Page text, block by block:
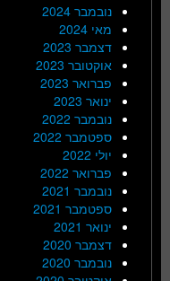
נובמבר 2024
מאי 2024
דצמבר 2023
אוקטובר 2023
פברואר 2023
ינואר 2023
נובמבר 2022
ספטמבר 2022
יולי 2022
פברואר 2022
נובמבר 2021
ספטמבר 2021
ינואר 2021
דצמבר 2020
נובמבר 2020